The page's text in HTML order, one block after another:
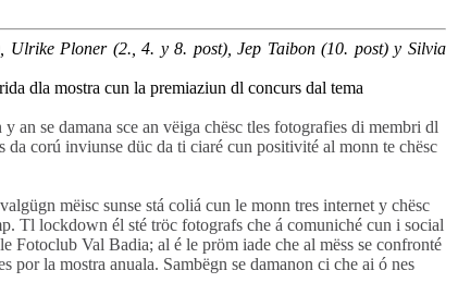
Ploner (2., 4. y 8. post), Jep Taibon (10. post) y Silvia
dla mostra cun la premiaziun dl concurs dal tema
an se damana sce an vëiga chësc tles fotografies di membri dl
corú inviunse düc da ti ciaré cun positivité al monn te chësc
mëisc sunse stá coliá cun le monn tres internet y chësc
Tl lockdown él sté tröc fotografs che á comuniché cun i social
Fotoclub Val Badia; al é le pröm iade che al mëss se confronté
la mostra anuala. Sambëgn se damanon ci che ai ó nes